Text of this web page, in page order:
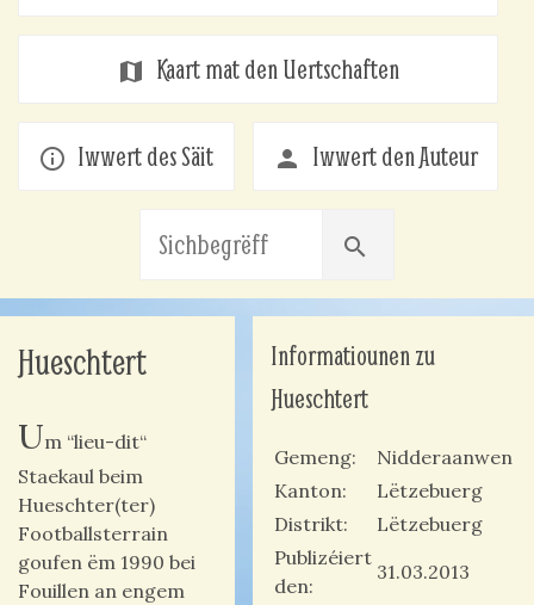
map Kaart mat den Uertschaften
info_outline Iwwert des Säit person Iwwert den Auteur
search
Hueschtert
Um “lieu-dit“
Staekaul beim
Hueschter(ter)
Footballsterrain
goufen ëm 1990 bei
Fouillen an engem
Informatiounen zu
Hueschtert
Gemeng
Nidderaanwen
Kanton
Lëtzebuerg
Distrikt
Lëtzebuerg
Publizéiert
den
31.03.2013